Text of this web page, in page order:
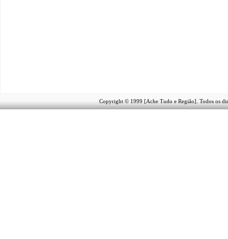
Copyright © 1999 [Ache Tudo e Região]. Todos os